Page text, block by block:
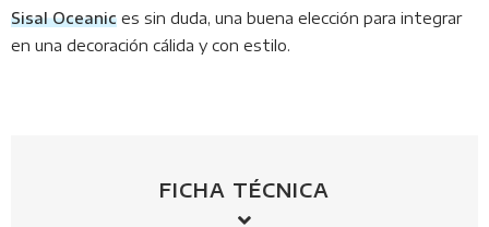
Sisal Oceanic es sin duda, una buena elección para integrar
en una decoración cálida y con estilo.
FICHA TÉCNICA